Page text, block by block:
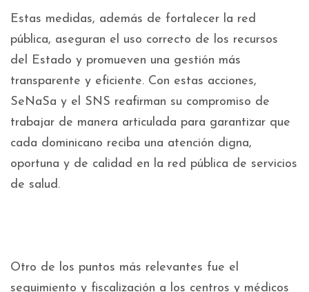
Estas medidas, además de fortalecer la red
pública, aseguran el uso correcto de los recursos
del Estado y promueven una gestión más
transparente y eficiente. Con estas acciones,
SeNaSa y el SNS reafirman su compromiso de
trabajar de manera articulada para garantizar que
cada dominicano reciba una atención digna,
oportuna y de calidad en la red pública de servicios
de salud.
Otro de los puntos más relevantes fue el
seguimiento y fiscalización a los centros y médicos